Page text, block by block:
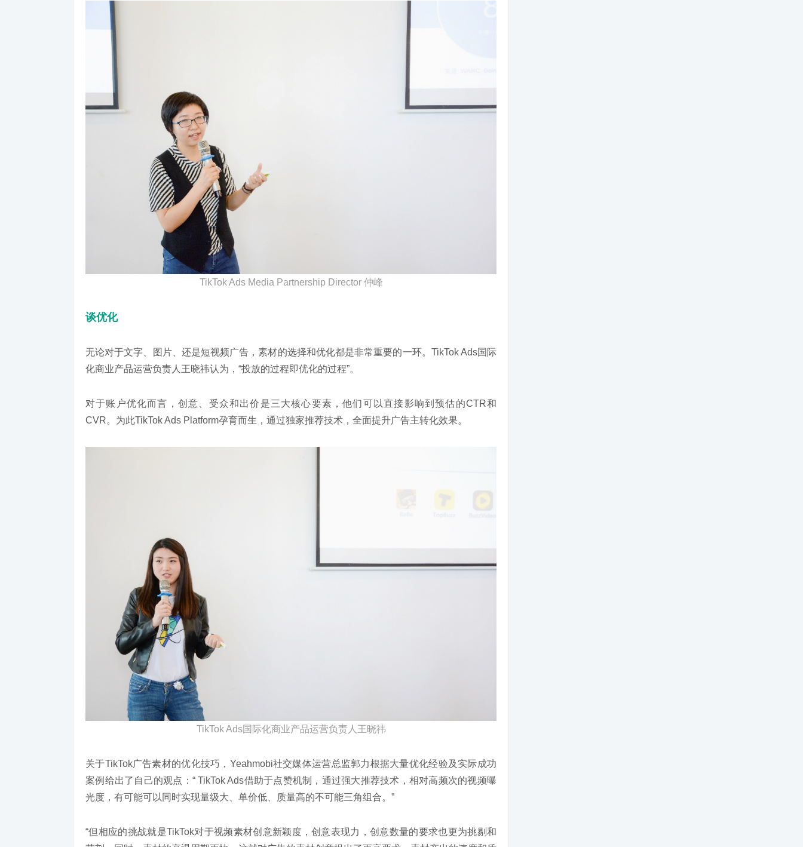
TikTok Ads Media Partnership Director 仲峰
谈优化
无论对于文字、图片、还是短视频广告，素材的选择和优化都是非常重要的一环。TikTok Ads国际
化商业产品运营负责人王晓祎认为，“投放的过程即优化的过程”。
对于账户优化而言，创意、受众和出价是三大核心要素，他们可以直接影响到预估的CTR和
CVR。为此TikTok Ads Platform孕育而生，通过独家推荐技术，全面提升广告主转化效果。
TikTok Ads国际化商业产品运营负责人王晓祎
关于TikTok广告素材的优化技巧，Yeahmobi社交媒体运营总监郭力根据大量优化经验及实际成功
案例给出了自己的观点：“ TikTok Ads借助于点赞机制，通过强大推荐技术，相对高频次的视频曝
光度，有可能可以同时实现量级大、单价低、质量高的不可能三角组合。”
“但相应的挑战就是TikTok对于视频素材创意新颖度，创意表现力，创意数量的要求也更为挑剔和